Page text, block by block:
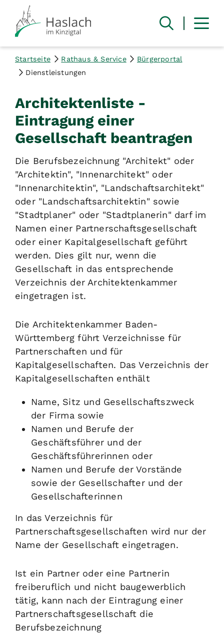
Startseite Rathaus & Service
Bürgerportal
Dienstleistungen
Architektenliste -
Eintragung einer
Gesellschaft beantragen
Die Berufsbezeichnung "Architekt" oder
"Architektin", "Innenarchitekt" oder
"Innenarchitektin", "Landschaftsarchitekt"
oder "Landschaftsarchitektin" sowie
"Stadtplaner" oder "Stadtplanerin" darf im
Namen einer Partnerschaftsgesellschaft
oder einer Kapitalgesellschaft geführt
werden. Dies gilt nur, wenn die
Gesellschaft in das entsprechende
Verzeichnis der Architektenkammer
eingetragen ist.
Die Architektenkammer Baden-
Württemberg führt Verzeichnisse für
Partnerschaften und für
Kapitalgesellschaften. Das Verzeichnis der
Kapitalgesellschaften enthält
Name, Sitz und Gesellschaftszweck
der Firma sowie
Namen und Berufe der
Geschäftsführer und der
Geschäftsführerinnen oder
Namen und Berufe der Vorstände
sowie der Gesellschafter und der
Gesellschafterinnen
In das Verzeichnis für
Partnerschaftsgesellschaften wird nur der
Name der Gesellschaft eingetragen.
Ist ein Partner oder eine Partnerin
freiberuflich und nicht baugewerblich
tätig, kann nach der Eintragung einer
Partnerschaftsgesellschaft die
Berufsbezeichnung